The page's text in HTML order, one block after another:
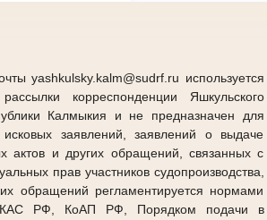
yashkulsky.kalm@sudrf.ru используется
корреспонденции Яшкульского
Калмыкия и не предназначен для
заявлений, заявлений о выдаче
актов и других обращений, связанных с
прав участников судопроизводства,
обращений регламентируется нормами
РФ, КоАП РФ, Порядком подачи в